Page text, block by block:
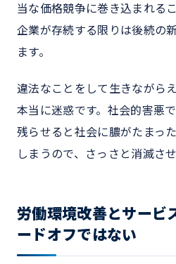
当な価格競争に巻き込まれる
企業が存続する限りは後続の
ます。
違法なことをして生きながら
本当に迷惑です。社会的害悪
残らせると社会に膿がたまっ
しまうので、さっさと消滅さ
労働環境改善とサービ
ードオフではない